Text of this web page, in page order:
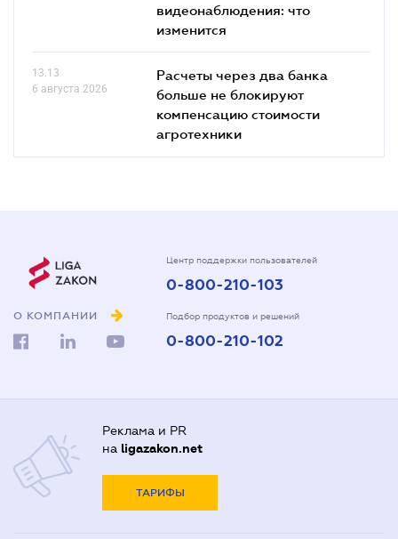
видеонаблюдения: что
изменится
13.13
6 августа 2026
Расчеты через два банка
больше не блокируют
компенсацию стоимости
агротехники
О КОМПАНИИ
Центр поддержки пользователей
0-800-210-103
Подбор продуктов и решений
0-800-210-102
Реклама и PR
на ligazakon.net
ТАРИФЫ